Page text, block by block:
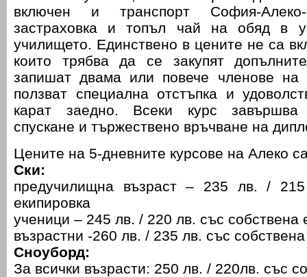
включен и транспорт София-
застраховка и топъл чай на обяд в
училището. Единствено в цените не са
които трябва да се закупят
запишат двама или повече членове на
ползват специална отстъпка и
карат заедно. Всеки курс завършва
спускане и тържествено връчване на
Цените на 5-дневните курсове на Алеко
Ски:
предучилищна възраст – 235 лв. /
екипировка
ученици – 245 лв. / 220 лв. със собствена
възрастни -260 лв. / 235 лв. със
Сноуборд:
За всички възрасти: 250 лв. / 220лв. със